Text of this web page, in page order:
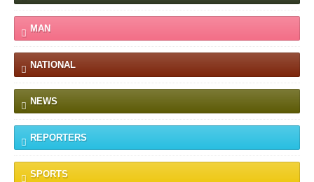
MAN
NATIONAL
NEWS
REPORTERS
SPORTS